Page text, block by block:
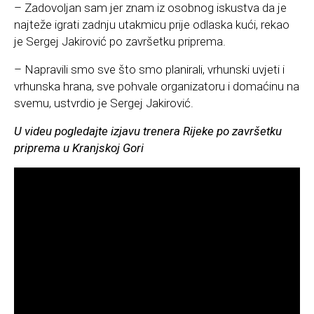
– Zadovoljan sam jer znam iz osobnog iskustva da je
najteže igrati zadnju utakmicu prije odlaska kući, rekao
je Sergej Jakirović po završetku priprema.
– Napravili smo sve što smo planirali, vrhunski uvjeti i
vrhunska hrana, sve pohvale organizatoru i domaćinu na
svemu, ustvrdio je Sergej Jakirović.
U videu pogledajte izjavu trenera Rijeke po završetku
priprema u Kranjskoj Gori